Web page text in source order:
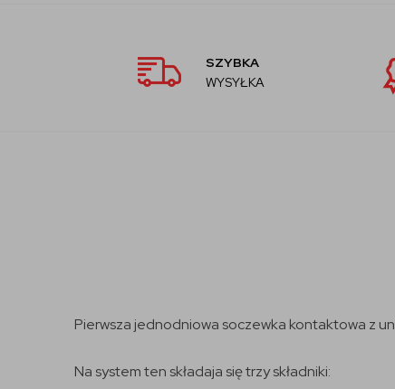
SZYBKA
WYSYŁKA
Pierwsza jednodniowa soczewka kontaktowa z
Na system ten składaja się trzy składniki: